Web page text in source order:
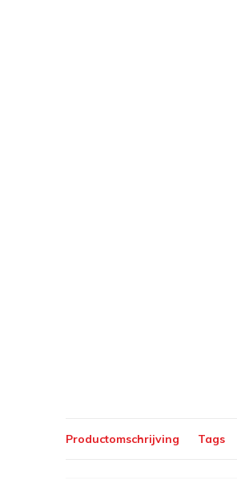
Productomschrijving Tags